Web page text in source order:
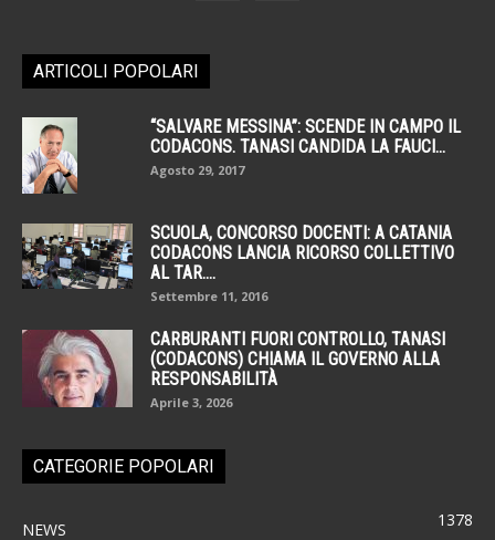
ARTICOLI POPOLARI
“SALVARE MESSINA”: SCENDE IN CAMPO IL
CODACONS. TANASI CANDIDA LA FAUCI...
Agosto 29, 2017
SCUOLA, CONCORSO DOCENTI: A CATANIA
CODACONS LANCIA RICORSO COLLETTIVO
AL TAR....
Settembre 11, 2016
CARBURANTI FUORI CONTROLLO, TANASI
(CODACONS) CHIAMA IL GOVERNO ALLA
RESPONSABILITÀ
Aprile 3, 2026
CATEGORIE POPOLARI
NEWS 1378